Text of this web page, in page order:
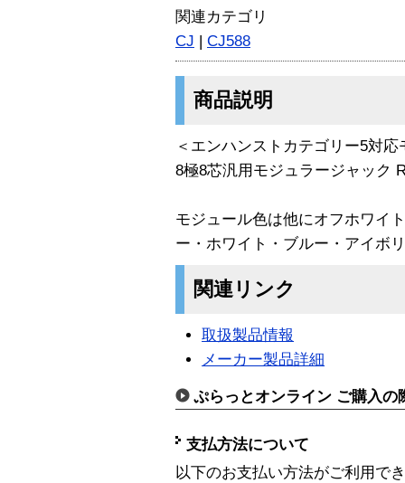
関連カテゴリ
CJ | CJ588
商品説明
＜エンハンストカテゴリー5対
8極8芯汎用モジュラージャック
モジュール色は他にオフホワイ
ー・ホワイト・ブルー・アイボ
関連リンク
取扱製品情報
メーカー製品詳細
ぷらっとオンライン ご購入の
支払方法について
以下のお支払い方法がご利用で